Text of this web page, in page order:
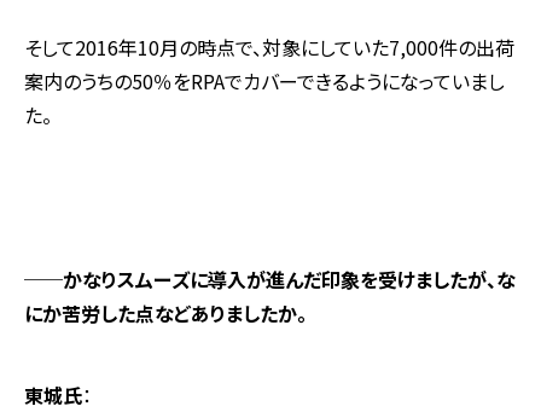
そして2016年10月の時点で、対象にしていた7,000件の出荷
案内のうちの50％をRPAでカバーできるようになっていまし
た。
──かなりスムーズに導入が進んだ印象を受けましたが、な
にか苦労した点などありましたか。
東城氏：